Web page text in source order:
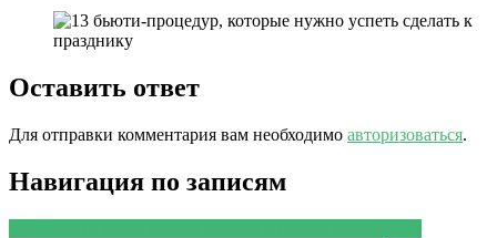
Оставить ответ
Для отправки комментария вам необходимо авторизоваться.
Навигация по записям